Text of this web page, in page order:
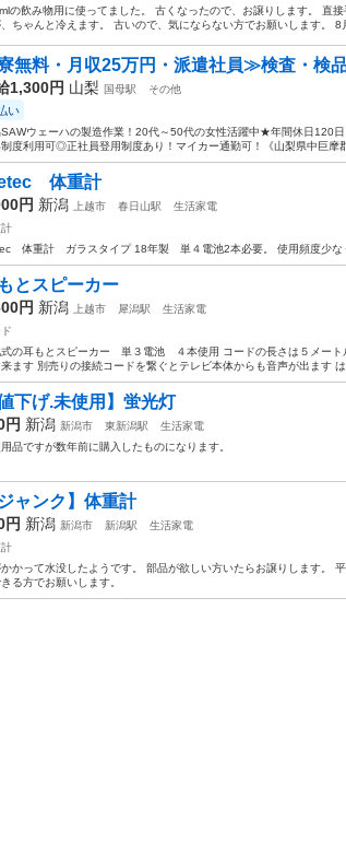
の飲み物用に使ってました。 古くなったので、お譲りします。 直
ちゃんと冷えます。 古いので、気にならない方でお願いします。 8
無料・月収25万円・派遣社員≫検査・検
1,300円 山梨 国母駅 その他
い
ウェーハの製造作業！20代～50代の女性活躍中★年間休日120
度利用可◎正社員登用制度あり！マイカー通勤可！《山梨県中巨摩
体重計
円 新潟 上越市 春日山駅
生活家電
体重計 ガラスタイプ 18年製 単４電池2本必要。 使用頻度少な
とスピーカー
円 新潟 上越市 犀潟駅
生活家電
式の耳もとスピーカー 単３電池 ４本使用 コードの長さは５メー
来ます 別売りの接続コードを繋ぐとテレビ本体からも音声が出ます
値下げ.未使用】蛍光灯
円 新潟 新潟市 東新潟駅
生活家電
品ですが数年前に購入したものになります。
ジャンク】体重計
円 新潟 新潟市 新潟駅
生活家電
かって水没したようです。 部品が欲しい方いたらお譲りします。
きる方でお願いします。